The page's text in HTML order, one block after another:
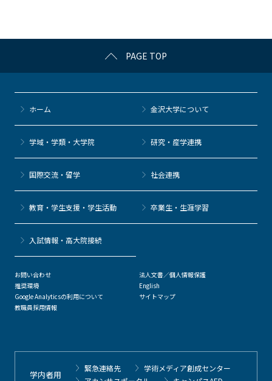
k
PAGE TOP
ホーム 金沢大学について
学域・学類・大学院 研究・産学連携
国際交流・留学 社会連携
教育・学生支援・学生活動 卒業生・生涯学習
⼊試情報・高大院接続
お問い合わせ
推奨環境
Google Analyticsの利用について
教職員採用情報
法人文書／個人情報保護
English
サイトマップ
学内者用
緊急連絡先
学術メディア創成センター